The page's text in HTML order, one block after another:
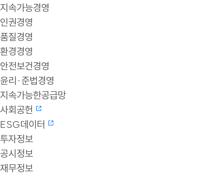
지속가능경영
인권경영
품질경영
환경경영
안전보건경영
윤리·준법경영
지속가능한공급망
사회공헌
ESG데이터
투자정보
공시정보
재무정보